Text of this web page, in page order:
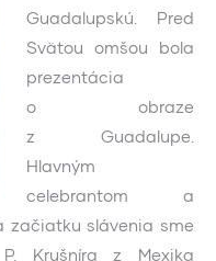
Guadalupskú. Pred
Svätou omšou bola
prezentácia
o obraze
z Guadalupe.
Hlavným
celebrantom a
začiatku slávenia sme
Krušníra z Mexika